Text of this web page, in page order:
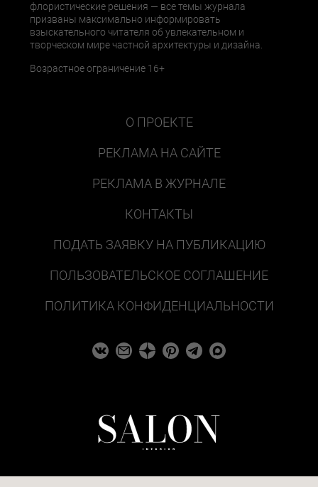
флористические решения — все темы журнала
призваны максимально информировать
взыскательного читателя об увлекательном и
творческом мире частной архитектуры и дизайна.
Возрастное ограничение 16+
О ПРОЕКТЕ
РЕКЛАМА НА САЙТЕ
РЕКЛАМА В ЖУРНАЛЕ
КОНТАКТЫ
ПОДАТЬ ЗАЯВКУ НА ПУБЛИКАЦИЮ
ПОЛЬЗОВАТЕЛЬСКОЕ СОГЛАШЕНИЕ
ПОЛИТИКА КОНФИДЕНЦИАЛЬНОСТИ